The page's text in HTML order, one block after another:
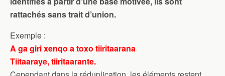
rattachés sans trait d’union.
Exemple :
A ga giri xenqo a toxo tiiritaarana
Tiitaaraye, tiiritaarante.